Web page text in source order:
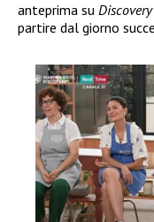
anteprima su
partire dal giorno